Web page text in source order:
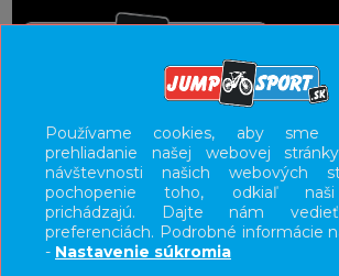
UŽÍVATEĽSKÝ PANEL
KATEGÓRIE
bicykle
Používame cookies, aby sme
prehliadanie našej webovej
návštevnosti našich webových
pochopenie toho, odkiaľ naši
prichádzajú. Dajte nám
preferenciách. Podrobné informácie
- Nastavenie súkromia